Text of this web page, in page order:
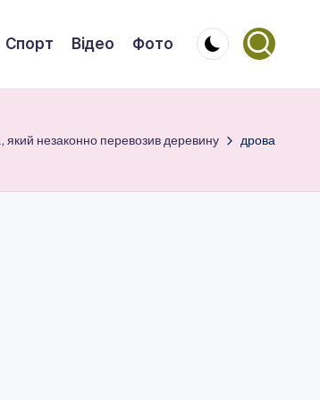
Спорт Відео Фото
який незаконно перевозив деревину дрова